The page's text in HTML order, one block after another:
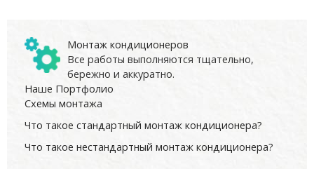
Монтаж кондиционеров
Все работы выполняются тщательно,
бережно и аккуратно.
Наше Портфолио
Схемы монтажа
Что такое стандартный монтаж кондиционера?
Что такое нестандартный монтаж кондиционера?